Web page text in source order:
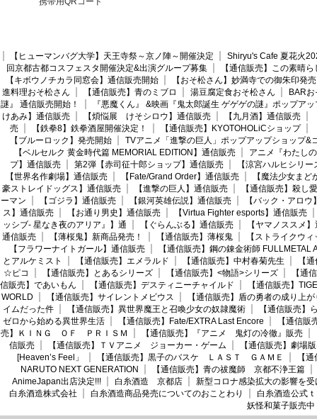
【ヒューマンバグ大学】天王寺祭～京ノ陣～開催決定
Shiryu's Cafe 夏花火
回京都古都コスフェスタ開催決定&出演グループ募集
【通信販売】この素晴
【キボウノチカラ同窓会】通信販売開始
【おそ松さん】妙満寺での御朱印発売
進料理おそ松さん
【通信販売】青のミブロ 湯豆腐定食おそ松さん
BAR
謎』 通信販売開始！
『悪魔くん』 &映画『鬼太郎誕生 ゲゲゲの謎』ポップア
けあみ】通信販売
【煩悩展 けそシロウ】通信販売 【九月酒】通信販売
売
【鉄拳8】鉄拳酒屋開催決定！ 【通信販売】KYOTOHOLiCショップ
【ブルーロック】発売開始
TVアニメ「進撃の巨人」ポップアップショップ&
【ベルセルク 黄金時代篇 MEMORIAL EDITION】通信販売
アニメ『わたし
プ】通信販売
第2弾【赤司征十郎ショップ】通信販売
【涼宮ハルヒシリ
【世界名作劇場】通信販売
【Fate/Grand Order】通信販売
【魔法少女ま
豪ストレイドッグス】通信販売
【進撃の巨人】通信販売
【通信販売】殺し愛
ーマン
【ゴジラ】通信販売 【銀河英雄伝説】通信販売
【バック・アロウ
ス】通信販売
【お通り男史】通信販売
【Virtua Fighter esports】通信販売
ッシブ- 星なき夜のアリア』】通
【ぐらんぶる】通信販売
【ヤマノススメ
通信販売
【薄桜鬼】新商品発売！ 【通信販売】薄桜鬼
【ストライクウ
【フラワーナイトガール】通信販売
【通信販売】鋼の錬金術師 FULLMETAL
とアルケミスト
【通信販売】エメラルド 【通信販売】中村春菊先生
【
☆ピコ
【通信販売】とあるシリーズ 【通信販売】<物語>シリーズ
【通
信販売】であいもん
【通信販売】デスティニーチャイルド
【通信販売】
WORLD
【通信販売】サイレントメビウス
【通信販売】盾の勇者の成り上が
イムだった件
【通信販売】異世界魔王と召喚少女の奴隷魔術
【通信販売】
ゼロから始める異世界生活
【通信販売】Fate/EXTRA Last Encore
【通信
売】ＫＩＮＧ ＯＦ ＰＲＩＳＭ
【通信販売】『アニメ 鬼灯の冷徹』販売
信販売
【通信販売】ＴＶアニメ ジョーカー・ゲーム
【通信販売】劇場
[Heaven’s Feel」
【通信販売】黒子のバスケ ＬＡＳＴ ＧＡＭＥ
【
NARUTO NEXT GENERATION
【通信販売】青の祓魔師 京都不浄王篇
AnimeJapan出店決定!!!
白糸酒造 京都店
新型コロナ感染拡大の影響を
白糸酒造株式会社
白糸酒造商品発売についてのおことわり
白糸酒造公式
妖怪和菓子販売中